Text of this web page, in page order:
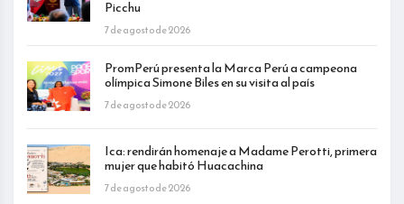
Picchu
7 de agosto de 2026
PromPerú presenta la Marca Perú a campeona
olímpica Simone Biles en su visita al país
7 de agosto de 2026
Ica: rendirán homenaje a Madame Perotti, primera
mujer que habitó Huacachina
7 de agosto de 2026